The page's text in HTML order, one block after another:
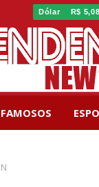
Dólar R$ 5,08
FAMOSOS